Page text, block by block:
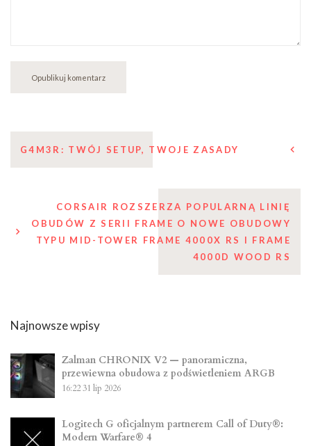
Nawigacja
G4M3R: TWÓJ SETUP, TWOJE ZASADY
CORSAIR ROZSZERZA POPULARNĄ LINIĘ
OBUDÓW Z SERII FRAME O NOWE OBUDOWY
TYPU MID-TOWER FRAME 4000X RS I FRAME
4000D WOOD RS
Najnowsze wpisy
Zalman CHRONIX V2 — panoramiczna,
przewiewna obudowa z podświetleniem ARGB
16:2231 lip 2026
Logitech G oficjalnym partnerem Call of Duty®:
Modern Warfare® 4